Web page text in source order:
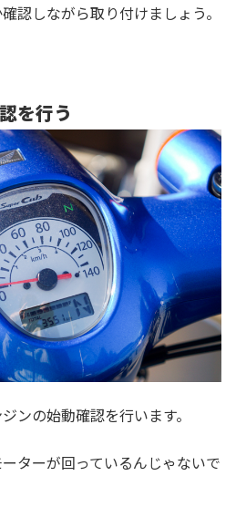
認しながら取り付けましょう。
を行う
ンの始動確認を行います。
ターが回っているんじゃないで